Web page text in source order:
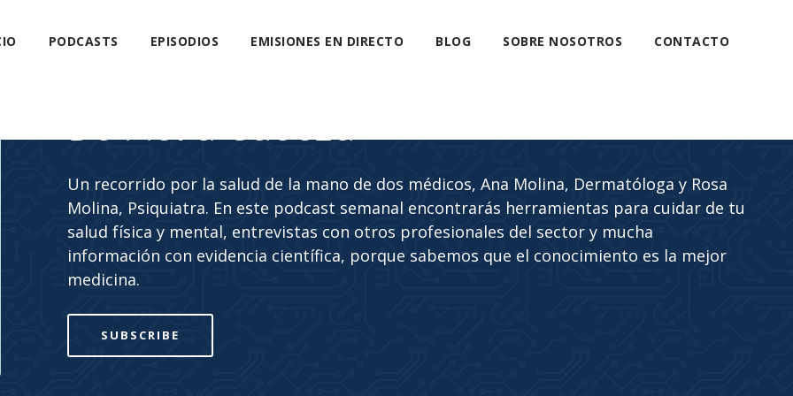
PODCASTS EPISODIOS EMISIONES EN DIRECTO BLOG SOBRE NOSOTROS CONTACTO
De Piel a Cabeza
Un recorrido por la salud de la mano de dos médicos, Ana Molina, Dermatóloga y Rosa
Molina, Psiquiatra. En este podcast semanal encontrarás herramientas para cuidar de tu
salud física y mental, entrevistas con otros profesionales del sector y mucha
información con evidencia científica, porque sabemos que el conocimiento es la mejor
medicina.
SUBSCRIBE